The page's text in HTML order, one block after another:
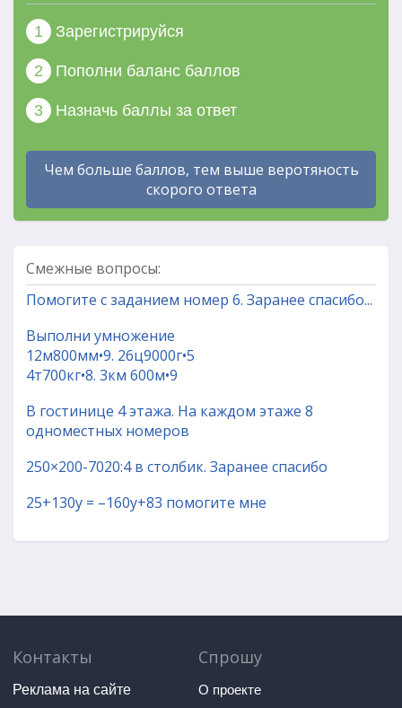
1 Зарегистрируйся
2 Пополни баланс баллов
3 Назначь баллы за ответ
Чем больше баллов, тем выше веротяность
скорого ответа
Смежные вопросы:
Помогите с заданием номер 6. Заранее спасибо...
Выполни умножение
12м800мм•9. 26ц9000г•5
4т700кг•8. 3км 600м•9
В гостинице 4 этажа. На каждом этаже 8
одноместных номеров
250×200-7020:4 в столбик. Заранее спасибо
25+130y = –160y+83 помогите мне
Контакты
Реклама на сайте
Спрошу
О проекте